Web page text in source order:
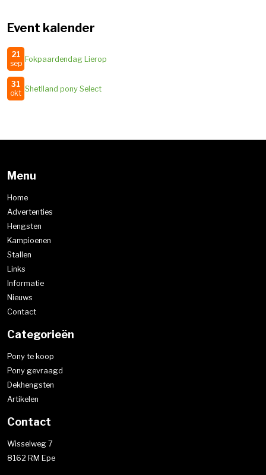
Event kalender
21
sep Fokpaardendag Lierop
31
okt Shetlland pony Select
Menu
Home
Advertenties
Hengsten
Kampioenen
Stallen
Links
Informatie
Nieuws
Contact
Categorieën
Pony te koop
Pony gevraagd
Dekhengsten
Artikelen
Contact
Wisselweg 7
8162 RM Epe